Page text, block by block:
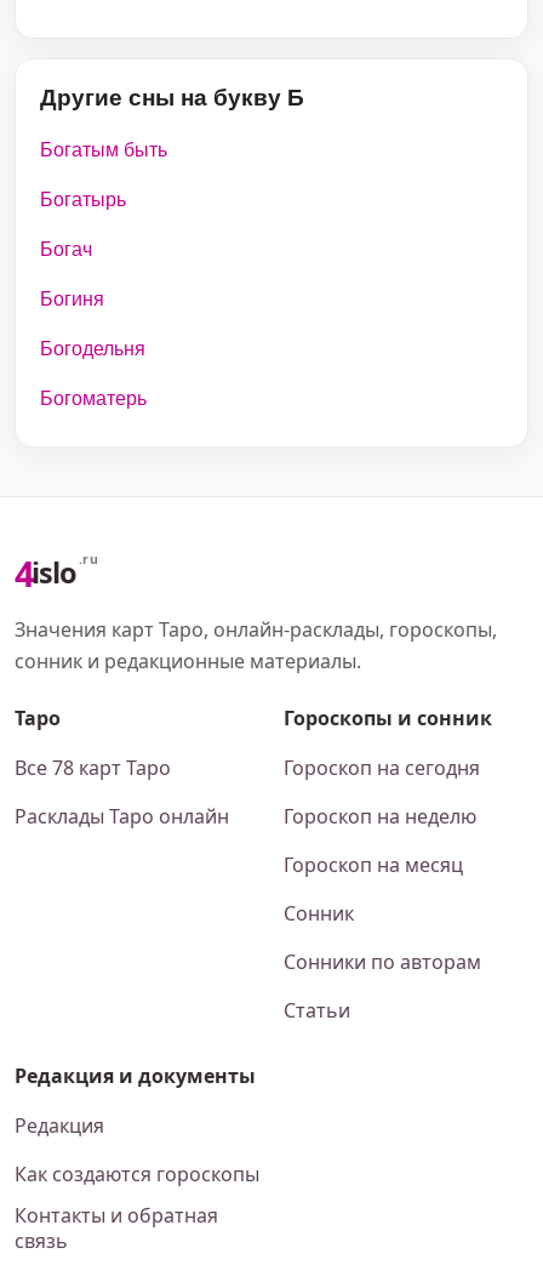
Другие сны на букву Б
Богатым быть
Богатырь
Богач
Богиня
Богодельня
Богоматерь
4islo .ru
Значения карт Таро, онлайн-расклады, гороскопы,
сонник и редакционные материалы.
Таро
Все 78 карт Таро
Расклады Таро онлайн
Гороскопы и сонник
Гороскоп на сегодня
Гороскоп на неделю
Гороскоп на месяц
Сонник
Сонники по авторам
Статьи
Редакция и документы
Редакция
Как создаются гороскопы
Контакты и обратная
связь